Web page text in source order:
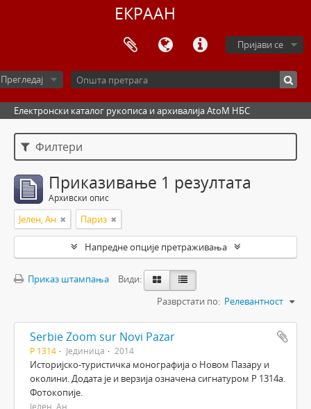
ЕКРААН
Пријави се
Прегледај
Електронски каталог рукописа и архивалија AtoM НБС
Филтери
Приказивање 1 резултата
Архивски опис
Јелен, Ан Париз
Напредне опције претраживања
Приказ штампања
Види:
Разврстати по: Релевантност
Serbie Zoom sur Novi Pazar
Р 1314 Јединица 2014
Историјско-туристичка монографија о Новом Пазару и
околини. Додата је и верзија означена сигнатуром Р 1314а.
Фотокопије.
Јелен, Ан